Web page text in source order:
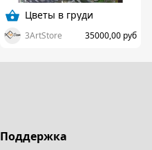
Цветы в груди
3ArtStore 35000,00 руб
Поддержка